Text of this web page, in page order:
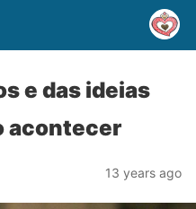
e das ideias
acontecer
13 years ago